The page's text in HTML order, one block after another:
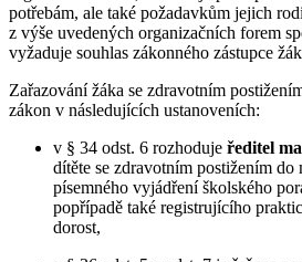
potřebám, ale také požadavkům jejich
z výše uvedených organizačních forem
vyžaduje souhlas zákonného zástupce
Zařazování žáka se zdravotním
zákon v následujících ustanoveních:
v § 34 odst. 6 rozhoduje ředitel
dítěte se zdravotním postižením do
písemného vyjádření školského
popřípadě také registrujícího
dorost,